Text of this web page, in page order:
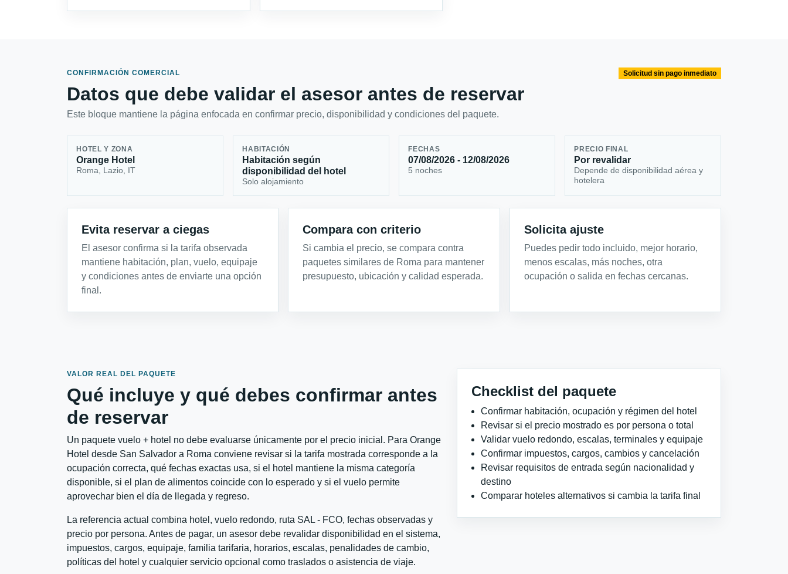
CONFIRMACIÓN COMERCIAL
Datos que debe validar el asesor antes de reservar
Este bloque mantiene la página enfocada en confirmar precio, disponibilidad y condiciones del paquete.
Solicitud sin pago inmediato
HOTEL Y ZONA
Orange Hotel
Roma, Lazio, IT
HABITACIÓN
Habitación según
disponibilidad del hotel
Solo alojamiento
FECHAS
07/08/2026 - 12/08/2026
5 noches
PRECIO FINAL
Por revalidar
Depende de disponibilidad aérea y
hotelera
Evita reservar a ciegas
El asesor confirma si la tarifa observada
mantiene habitación, plan, vuelo, equipaje
y condiciones antes de enviarte una opción
final.
Compara con criterio
Si cambia el precio, se compara contra
paquetes similares de Roma para mantener
presupuesto, ubicación y calidad esperada.
Solicita ajuste
Puedes pedir todo incluido, mejor horario,
menos escalas, más noches, otra
ocupación o salida en fechas cercanas.
VALOR REAL DEL PAQUETE
Qué incluye y qué debes confirmar antes
de reservar
Un paquete vuelo + hotel no debe evaluarse únicamente por el precio inicial. Para Orange
Hotel desde San Salvador a Roma conviene revisar si la tarifa mostrada corresponde a la
ocupación correcta, qué fechas exactas usa, si el hotel mantiene la misma categoría
disponible, si el plan de alimentos coincide con lo esperado y si el vuelo permite
aprovechar bien el día de llegada y regreso.
La referencia actual combina hotel, vuelo redondo, ruta SAL - FCO, fechas observadas y
precio por persona. Antes de pagar, un asesor debe revalidar disponibilidad en el sistema,
impuestos, cargos, equipaje, familia tarifaria, horarios, escalas, penalidades de cambio,
políticas del hotel y cualquier servicio opcional como traslados o asistencia de viaje.
Checklist del paquete
Confirmar habitación, ocupación y régimen del hotel
Revisar si el precio mostrado es por persona o total
Validar vuelo redondo, escalas, terminales y equipaje
Confirmar impuestos, cargos, cambios y cancelación
Revisar requisitos de entrada según nacionalidad y
destino
Comparar hoteles alternativos si cambia la tarifa final